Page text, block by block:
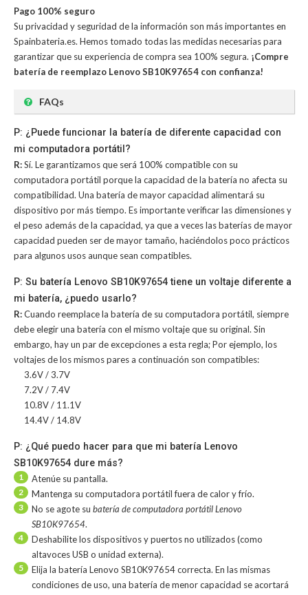
Pago 100% seguro
Su privacidad y seguridad de la información son más importantes en
Spainbateria.es. Hemos tomado todas las medidas necesarias para
garantizar que su experiencia de compra sea 100% segura. ¡Compre
batería de reemplazo Lenovo SB10K97654 con confianza!
FAQs
P: ¿Puede funcionar la batería de diferente capacidad con
mi computadora portátil?
R:Sí. Le garantizamos que será 100% compatible con su
computadora portátil porque la capacidad de la batería no afecta su
compatibilidad. Una batería de mayor capacidad alimentará su
dispositivo por más tiempo. Es importante verificar las dimensiones y
el peso además de la capacidad, ya que a veces las baterías de mayor
capacidad pueden ser de mayor tamaño, haciéndolos poco prácticos
para algunos usos aunque sean compatibles.
P: Su batería Lenovo SB10K97654 tiene un voltaje diferente a
mi batería, ¿puedo usarlo?
R:Cuando reemplace la batería de su computadora portátil, siempre
debe elegir una batería con el mismo voltaje que su original. Sin
embargo, hay un par de excepciones a esta regla; Por ejemplo, los
voltajes de los mismos pares a continuación son compatibles:
3.6V / 3.7V
7.2V / 7.4V
10.8V / 11.1V
14.4V / 14.8V
P: ¿Qué puedo hacer para que mi batería Lenovo
SB10K97654 dure más?
1 Atenúe su pantalla.
2 Mantenga su computadora portátil fuera de calor y frío.
3 No se agote su batería de computadora portátil Lenovo
SB10K97654.
4
Deshabilite los dispositivos y puertos no utilizados (como
altavoces USB o unidad externa).
5
Elija la batería Lenovo SB10K97654 correcta. En las mismas
condiciones de uso, una batería de menor capacidad se acortará